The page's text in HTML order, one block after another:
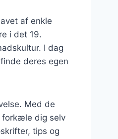
af enkle
i det 19.
I dag
deres egen
Med de
forkæle dig selv
tips og